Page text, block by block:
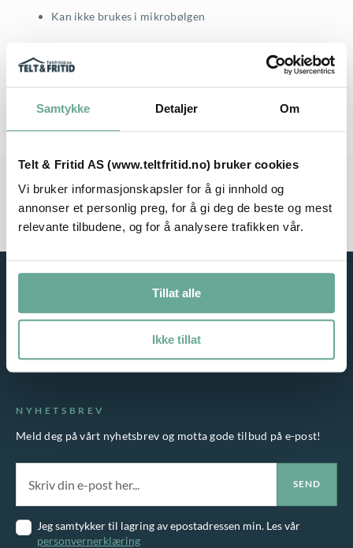
Samtykke Detaljer Om
Telt & Fritid AS (www.teltfritid.no) bruker cookies
Vi bruker informasjonskapsler for å gi innhold og
annonser et personlig preg, for å gi deg de beste og mest
relevante tilbudene, og for å analysere trafikken vår.
Tillat alle
Ikke tillat
Kan ikke brukes i mikrobølgen
Stort utvalg Rask leveranse
Service i fokus Høy kvalitet
NYHETSBREV
Meld deg på vårt nyhetsbrev og motta gode tilbud på e-post!
Jeg samtykker til lagring av epostadressen min. Les vår
personvernerklæring